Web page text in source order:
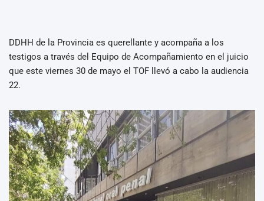
DDHH de la Provincia es querellante y acompaña a los
testigos a través del Equipo de Acompañamiento en el juicio
que este viernes 30 de mayo el TOF llevó a cabo la audiencia
22.